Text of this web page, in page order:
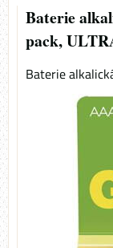
Baterie
pack,
Baterie